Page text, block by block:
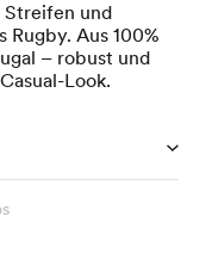
und
Aus 100%
– robust und
Look.